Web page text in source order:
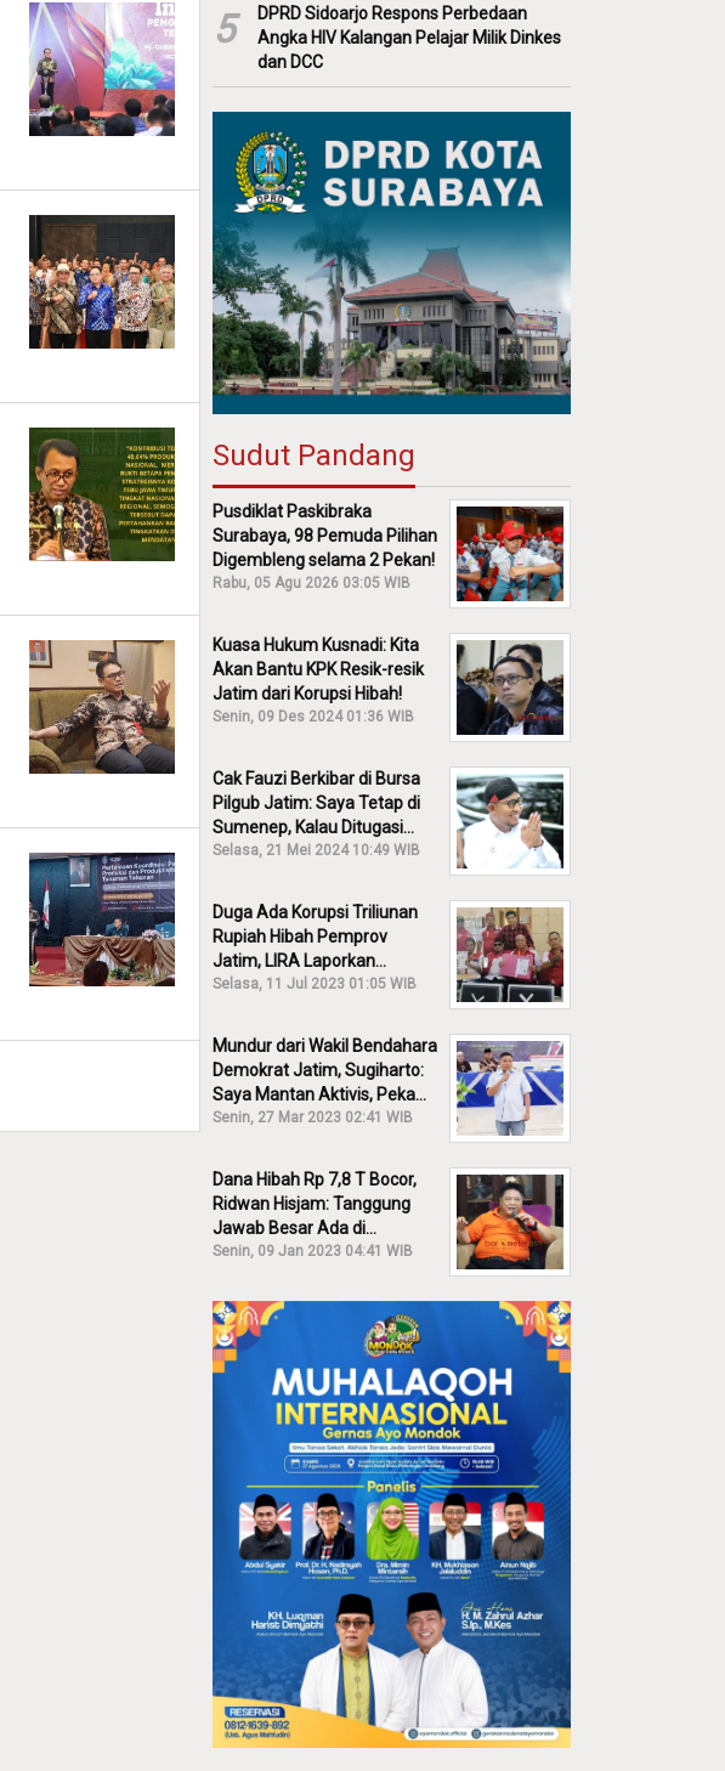
5
DPRD Sidoarjo Respons Perbedaan
Angka HIV Kalangan Pelajar Milik Dinkes
dan DCC
Sudut Pandang
Pusdiklat Paskibraka
Surabaya, 98 Pemuda Pilihan
Digembleng selama 2 Pekan!
Rabu, 05 Agu 2026 03:05 WIB
Kuasa Hukum Kusnadi: Kita
Akan Bantu KPK Resik-resik
Jatim dari Korupsi Hibah!
Senin, 09 Des 2024 01:36 WIB
Cak Fauzi Berkibar di Bursa
Pilgub Jatim: Saya Tetap di
Sumenep, Kalau Ditugasi
Partai Lain Cerita!
Selasa, 21 Mei 2024 10:49 WIB
Duga Ada Korupsi Triliunan
Rupiah Hibah Pemprov
Jatim, LIRA Laporkan
Khofifah ke KPK: Dia Harus
Selasa, 11 Jul 2023 01:05 WIB
Mundur dari Wakil Bendahara
Demokrat Jatim, Sugiharto:
Saya Mantan Aktivis, Peka
Sekali Kalau Ada yang
Senin, 27 Mar 2023 02:41 WIB
Dana Hibah Rp 7,8 T Bocor,
Ridwan Hisjam: Tanggung
Jawab Besar Ada di
Pemprov, Bukan DPRD Jatim!
Senin, 09 Jan 2023 04:41 WIB